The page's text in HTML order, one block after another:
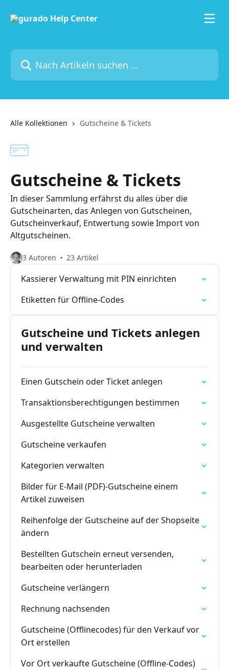
Nach Artikeln suchen …
Alle Kollektionen Gutscheine & Tickets
Gutscheine & Tickets
In dieser Sammlung erfährst du alles über die
Gutscheinarten, das Anlegen von Gutscheinen,
Gutscheinverkauf, Entwertung sowie Import von
Altgutscheinen.
3 Autoren 23 Artikel
Kassierer Verwaltung mit PIN einrichten
Etiketten für Offline-Codes
Gutscheine und Tickets anlegen
und verwalten
Einen Gutschein oder Ticket anlegen
Transaktionsberechtigungen bestimmen
Ausgestellte Gutscheine verwalten
Gutscheine verkaufen
Kategorien verwalten
Bilder für E-Mail (PDF)-Gutscheine einem
Artikel zuweisen
Reihenfolge der Gutscheine auf der Shopseite
ändern
Bestellten Gutschein erneut versenden,
bearbeiten oder herunterladen
Gutscheine verlängern
Rechnung nachsenden
Gutscheine (Offlinecodes) für den Verkauf vor
Ort erstellen
Vor Ort verkaufte Gutscheine (Offline-Codes)